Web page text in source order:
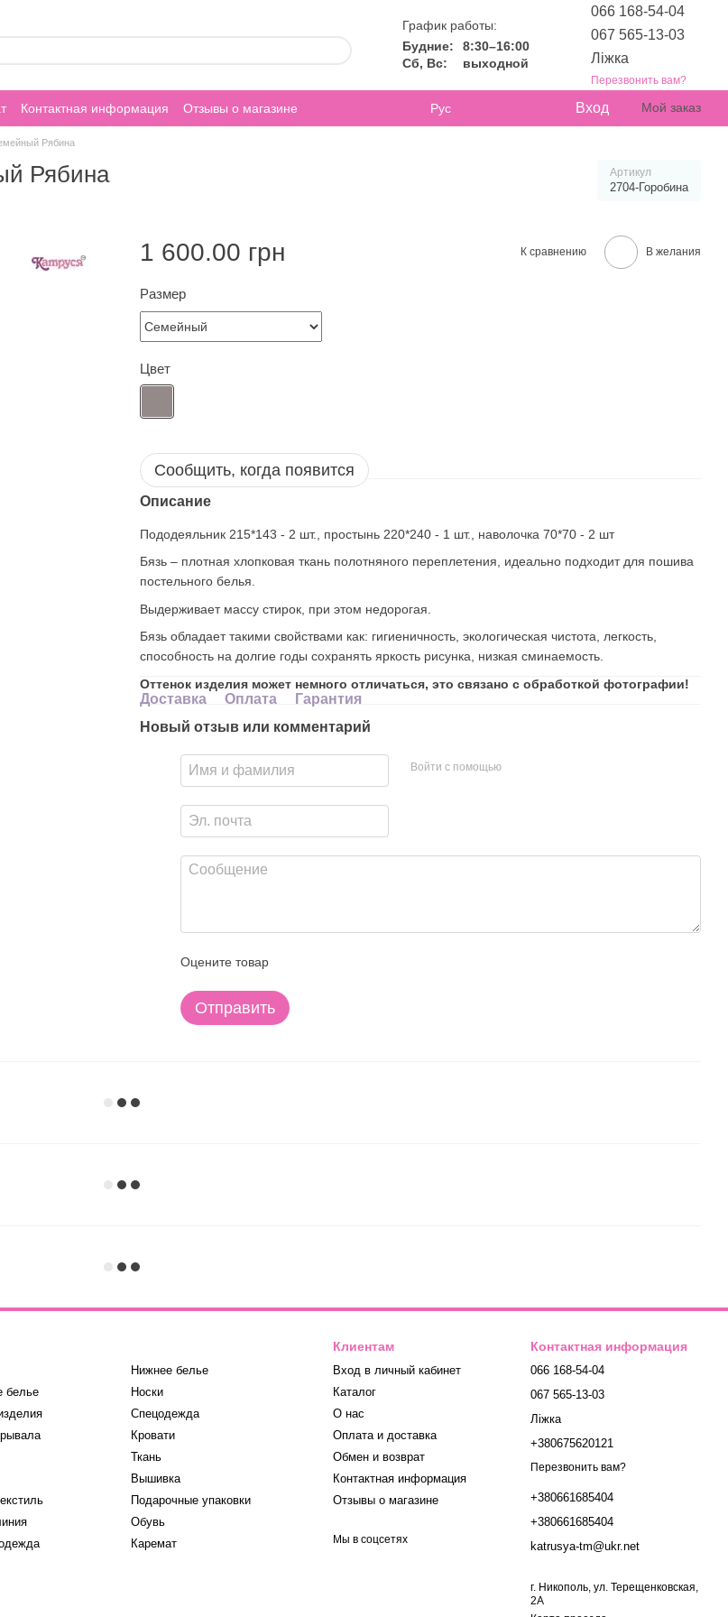
График работы:
Будние:
8:30–16:00
Сб, Вс:
выходной
066 168-54-04
067 565-13-03
Ліжка
Перезвонить вам?
Контактная информация Отзывы о магазине Рус Вход Мой заказ
Рябина
Рябина Артикул
2704-Горобина
1 600.00 грн К сравнению В желания
Размер
Цвет
Сообщить, когда появится
Описание
Пододеяльник 215*143 - 2 шт., простынь 220*240 - 1 шт., наволочка 70*70 - 2 шт
Бязь – плотная хлопковая ткань полотняного переплетения, идеально подходит для пошива
постельного белья.
Выдерживает массу стирок, при этом недорогая.
Бязь обладает такими свойствами как: гигиеничность, экологическая чистота, легкость,
способность на долгие годы сохранять яркость рисунка, низкая сминаемость.
Оттенок изделия может немного отличаться, это связано с обработкой фотографии!
Доставка Оплата
Гарантия
Новый отзыв или комментарий
Войти с помощью
Оцените товар
Отправить
белье
Нижнее белье
Носки
Спецодежда
Кровати
Ткань
Вышивка
Подарочные упаковки
Обувь
Каремат
Клиентам
Вход в личный кабинет
Каталог
О нас
Оплата и доставка
Обмен и возврат
Контактная информация
Отзывы о магазине
Мы в соцсетях
Контактная информация
066 168-54-04
067 565-13-03
Ліжка
+380675620121
Перезвонить вам?
+380661685404
+380661685404
katrusya-tm@ukr.net
г. Никополь, ул. Терещенковская,
2А